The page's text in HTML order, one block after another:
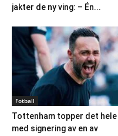
jakter de ny ving: – Én...
Fotball
Tottenham topper det hele
med signering av en av